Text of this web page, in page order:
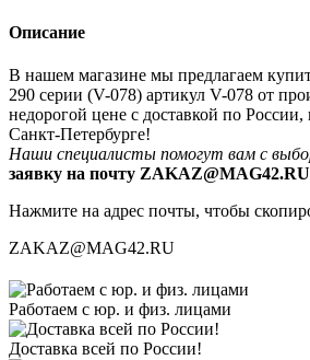
Описание
В нашем магазине мы предлагаем
290 серии (V-078) артикул V-078 от
недорогой цене с доставкой по
Санкт-Петербурге!
Наши специалисты помогут вам с
заявку на почту ZAKAZ@MAG42.RU
Нажмите на адрес почты, чтобы
ZAKAZ@MAG42.RU
Работаем с юр. и физ. лицами
Доставка всей по России!